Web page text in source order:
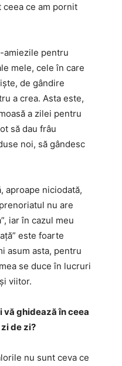
ceea ce am pornit
amiezile pentru
mele, cele în care
de gândire
a crea. Asta este,
a zilei pentru
să dau frâu
noi, să gândesc
aproape niciodată,
nu are
iar în cazul meu
este foarte
asum asta, pentru
se duce în lucruri
viitor.
vă ghidează în ceea
de zi?
nu sunt ceva ce